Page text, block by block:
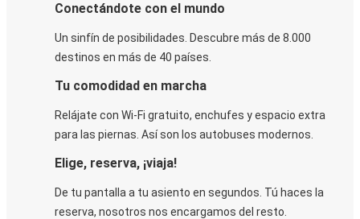
Conectándote con el mundo
Un sinfín de posibilidades. Descubre más de 8.000
destinos en más de 40 países.
Tu comodidad en marcha
Relájate con Wi-Fi gratuito, enchufes y espacio extra
para las piernas. Así son los autobuses modernos.
Elige, reserva, ¡viaja!
De tu pantalla a tu asiento en segundos. Tú haces la
reserva, nosotros nos encargamos del resto.